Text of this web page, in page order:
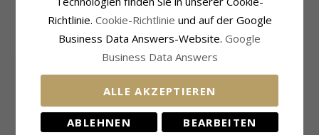
KUNDEN KAUFTEN AUCH
Richtlinie. Cookie-Richtlinie und auf der Google
Business Data Answers-Website. Google
Business Data Answers
ALLE AKZEPTIEREN
ABLEHNEN BEARBEITEN